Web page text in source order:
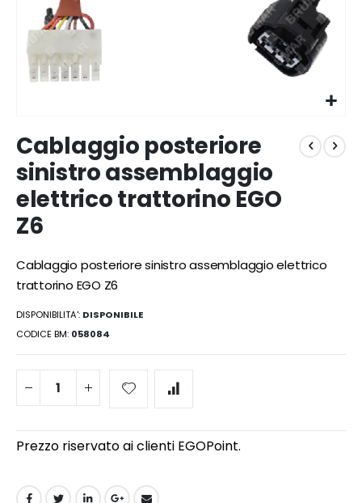
all'inizio
della
galleria
di
immagini
Cablaggio posteriore
sinistro assemblaggio
elettrico trattorino EGO
Z6
Cablaggio posteriore sinistro assemblaggio elettrico
trattorino EGO Z6
DISPONIBILITA': DISPONIBILE
CODICE BM 058084
Prezzo riservato ai clienti EGOPoint.